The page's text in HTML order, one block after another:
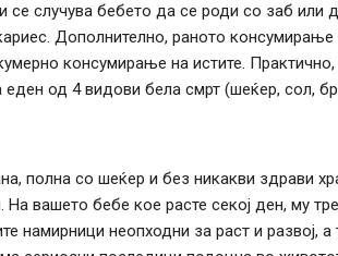
се случува бебето да се роди со заб или
Дополнително, раното консумирање
консумирање на истите. Практично,
еден од 4 видови бела смрт (шеќер, сол,
полна со шеќер и без никакви здрави
На вашето бебе кое расте секој ден, му
намирници неопходни за раст и развој,